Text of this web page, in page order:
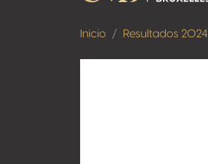
Inicio Resultados 2024